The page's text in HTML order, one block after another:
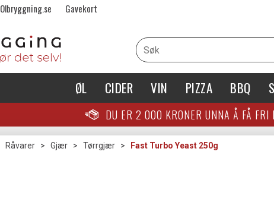
Olbryggning.se Gavekort
ØL CIDER VIN PIZZA BBQ
DU ER 2 000 KRONER UNNA Å FÅ
Råvarer > Gjær > Tørrgjær > Fast Turbo Yeast 250g